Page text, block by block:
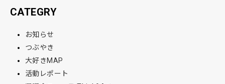
CATEGRY
お知らせ
つぶやき
大好きMAP
活動レポート